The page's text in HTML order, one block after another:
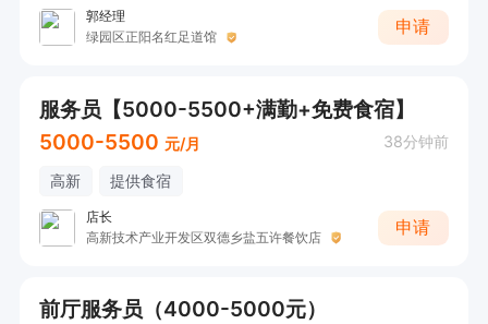
郭经理
绿园区正阳名红足道馆
申请
服务员【5000-5500+满勤+免费食宿】
5000-5500 元/月 38分钟前
高新 提供食宿
店长
高新技术产业开发区双德乡盐五许餐饮店
申请
前厅服务员（4000-5000元）